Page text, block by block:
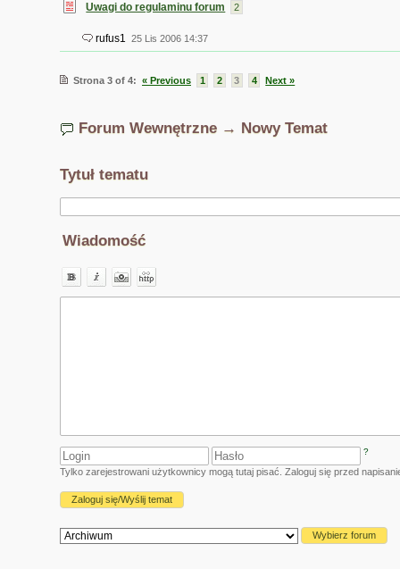
Uwagi do regulaminu forum 2
rufus1 25 Lis 2006 14:37
Strona 3 of 4: « Previous 1 2 3 4 Next »
Forum Wewnętrzne → Nowy Temat
Tytuł tematu
Wiadomość
?
Tylko zarejestrowani użytkownicy mogą tutaj pisać. Zaloguj się przed